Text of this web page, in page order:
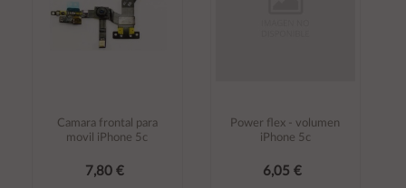
Camara frontal para
movil iPhone 5c
7,80 €
Power flex - volumen
iPhone 5c
6,05 €